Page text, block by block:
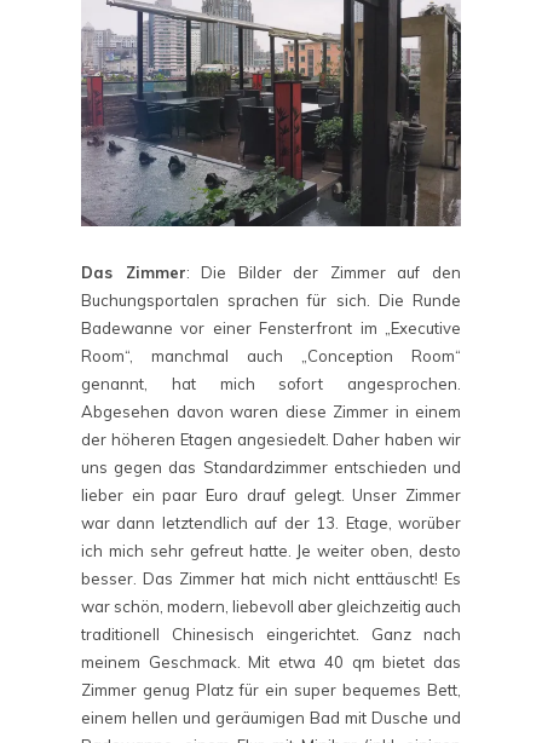
Das Zimmer: Die Bilder der Zimmer auf den
Buchungsportalen sprachen für sich. Die Runde
Badewanne vor einer Fensterfront im „Executive
Room“, manchmal auch „Conception Room“
genannt, hat mich sofort angesprochen.
Abgesehen davon waren diese Zimmer in einem
der höheren Etagen angesiedelt. Daher haben wir
uns gegen das Standardzimmer entschieden und
lieber ein paar Euro drauf gelegt. Unser Zimmer
war dann letztendlich auf der 13. Etage, worüber
ich mich sehr gefreut hatte. Je weiter oben, desto
besser. Das Zimmer hat mich nicht enttäuscht! Es
war schön, modern, liebevoll aber gleichzeitig auch
traditionell Chinesisch eingerichtet. Ganz nach
meinem Geschmack. Mit etwa 40 qm bietet das
Zimmer genug Platz für ein super bequemes Bett,
einem hellen und geräumigen Bad mit Dusche und